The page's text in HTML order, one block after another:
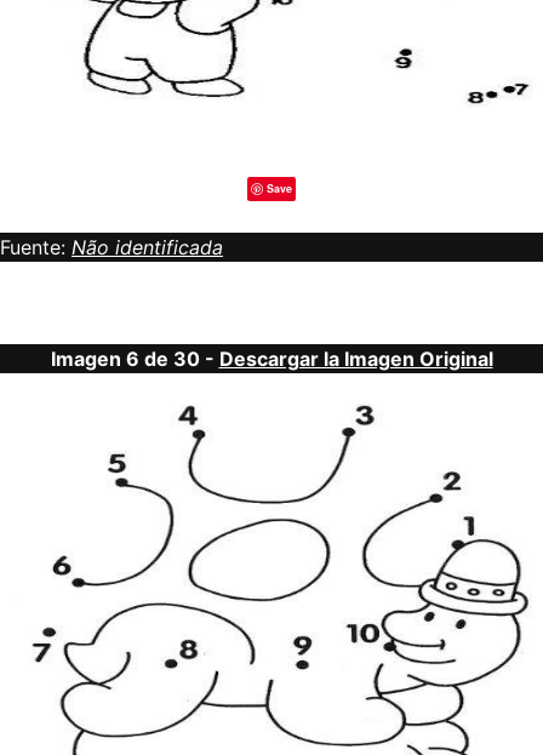
Save
Fuente: Não identificada
Imagen 6 de 30 - Descargar la Imagen Original